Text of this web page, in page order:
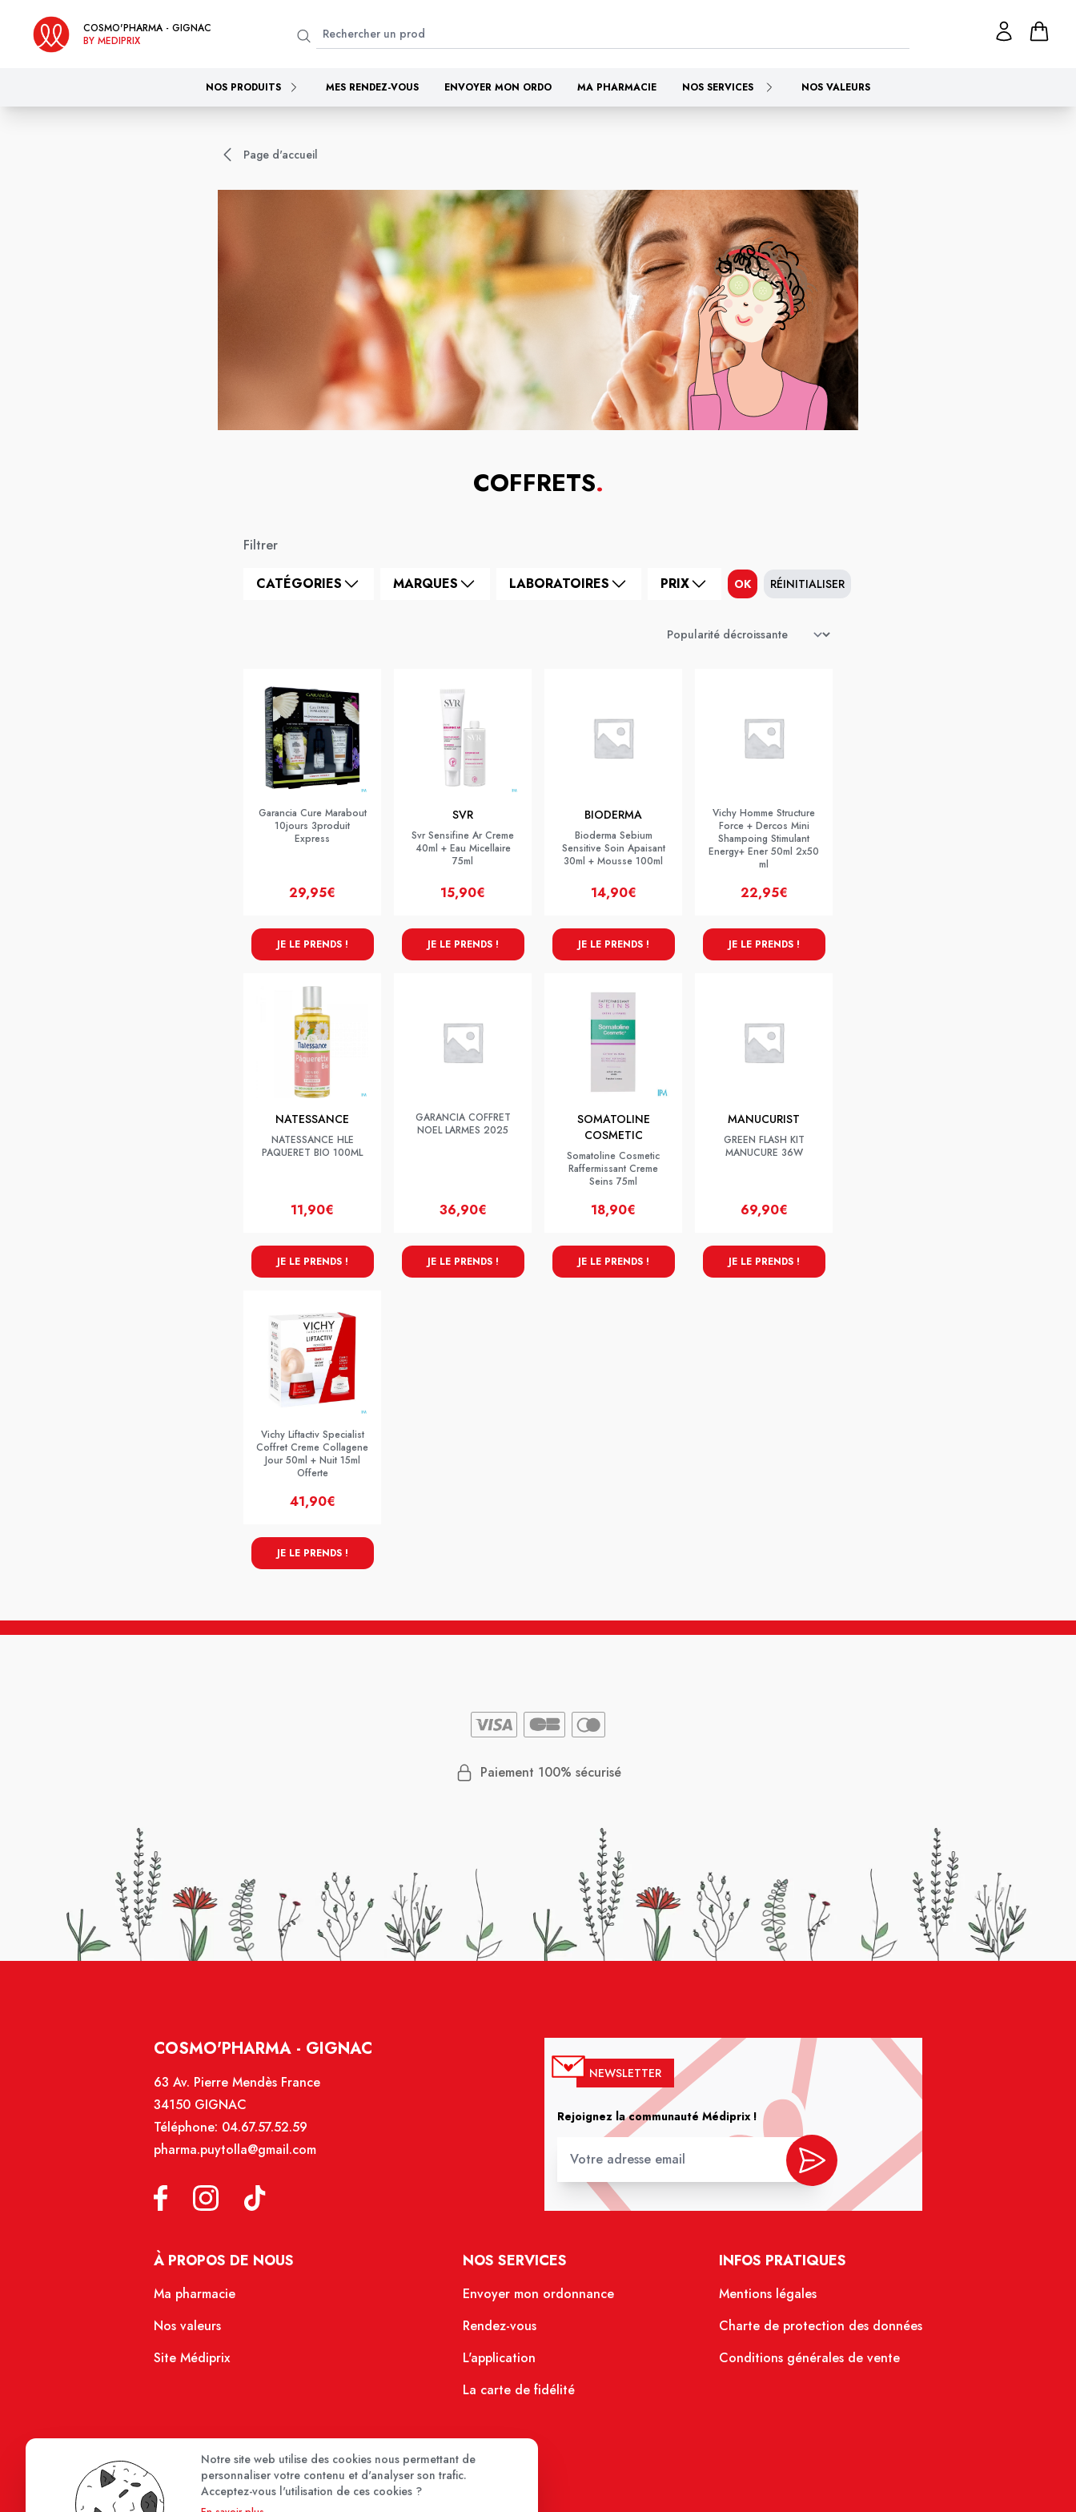
COSMO'PHARMA - GIGNAC
BY MEDIPRIX
NOS PRODUITS MES RENDEZ-VOUS ENVOYER MON ORDO MA PHARMACIE NOS SERVICES NOS VALEURS
Page d'accueil
COFFRETS.
Filtrer
CATÉGORIES MARQUES LABORATOIRES PRIX OK RÉINITIALISER
Garancia Cure Marabout
10jours 3produit
Express
29,95€
JE LE PRENDS !
SVR
Svr Sensifine Ar Creme
40ml + Eau Micellaire
75ml
15,90€
JE LE PRENDS !
BIODERMA
Bioderma Sebium
Sensitive Soin Apaisant
30ml + Mousse 100ml
14,90€
JE LE PRENDS !
Vichy Homme Structure
Force + Dercos Mini
Shampoing Stimulant
Energy+ Ener 50ml 2x50
ml
22,95€
JE LE PRENDS !
NATESSANCE
NATESSANCE HLE
PAQUERET BIO 100ML
11,90€
JE LE PRENDS !
GARANCIA COFFRET
NOEL LARMES 2025
36,90€
JE LE PRENDS !
SOMATOLINE
COSMETIC
Somatoline Cosmetic
Raffermissant Creme
Seins 75ml
18,90€
JE LE PRENDS !
MANUCURIST
GREEN FLASH KIT
MANUCURE 36W
69,90€
JE LE PRENDS !
Vichy Liftactiv Specialist
Coffret Creme Collagene
Jour 50ml + Nuit 15ml
Offerte
41,90€
JE LE PRENDS !
Paiement 100% sécurisé
COSMO'PHARMA - GIGNAC
63 Av. Pierre Mendès France
34150 GIGNAC
Téléphone: 04.67.57.52.59
pharma.puytolla@gmail.com
NEWSLETTER
Rejoignez la communauté Médiprix !
À PROPOS DE NOUS
Ma pharmacie
Nos valeurs
Site Médiprix
NOS SERVICES
Envoyer mon ordonnance
Rendez-vous
L'application
La carte de fidélité
INFOS PRATIQUES
Mentions légales
Charte de protection des données
Conditions générales de vente
Notre site web utilise des cookies nous permettant de
personnaliser votre contenu et d'analyser son trafic.
Acceptez-vous l'utilisation de ces cookies ?